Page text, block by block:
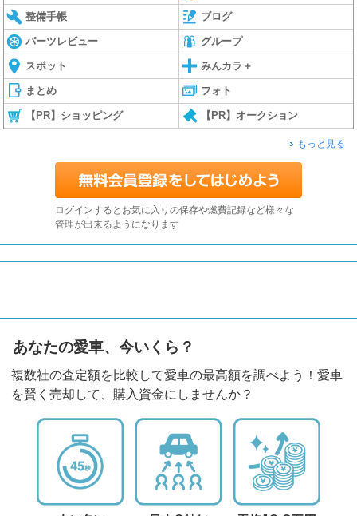
整備手帳 ブログ
パーツレビュー グループ
スポット みんカラ＋
まとめ フォト
【PR】ショッピング 【PR】オークション
もっと見る
ログインするとお気に入りの保存や燃費記録など様々な
管理が出来るようになります
あなたの愛車、今いくら？
複数社の査定額を比較して愛車の最高額を調べよう！愛車
を賢く売却して、購入資金にしませんか？